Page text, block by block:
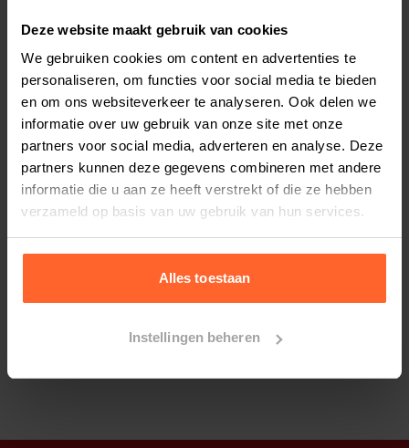
Deze website maakt gebruik van cookies
We gebruiken cookies om content en advertenties te
personaliseren, om functies voor social media te bieden
en om ons websiteverkeer te analyseren. Ook delen we
informatie over uw gebruik van onze site met onze
partners voor social media, adverteren en analyse. Deze
partners kunnen deze gegevens combineren met andere
informatie die u aan ze heeft verstrekt of die ze hebben
verzameld op basis van uw gebruik van hun services.
Alles toestaan
Instellingen beheren
Productspecificaties
Stel uw bestelherinnering in:(2 weken)
Elke
2 weken
Elke
4 weken
Elke
Elke
8 weken
10 weken
Elke
12 weken